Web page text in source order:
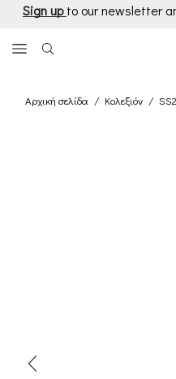
Sign up to our newsletter
Αρχική σελίδα / Κολεξιόν /